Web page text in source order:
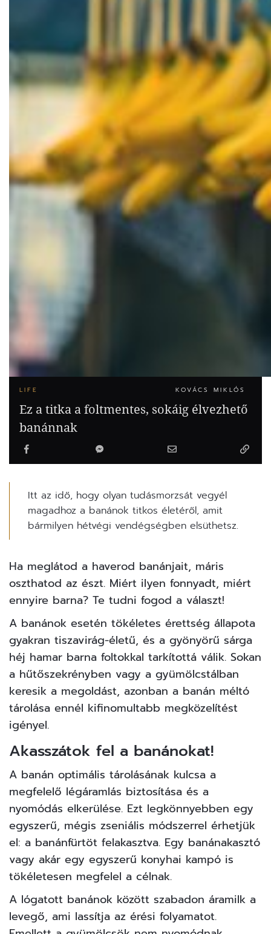
LIFE KOVÁCS MIKLÓS
Ez a titka a foltmentes, sokáig élvezhető
banánnak
Itt az idő, hogy olyan tudásmorzsát vegyél
magadhoz a banánok titkos életéről, amit
bármilyen hétvégi vendégségben elsüthetsz.
Ha meglátod a haverod banánjait, máris
oszthatod az észt. Miért ilyen fonnyadt, miért
ennyire barna? Te tudni fogod a választ!
A banánok esetén tökéletes érettség állapota
gyakran tiszavirág-életű, és a gyönyörű sárga
héj hamar barna foltokkal tarkítottá válik. Sokan
a hűtőszekrényben vagy a gyümölcstálban
keresik a megoldást, azonban a banán méltó
tárolása ennél kifinomultabb megközelítést
igényel.
Akasszátok fel a banánokat!
A banán optimális tárolásának kulcsa a
megfelelő légáramlás biztosítása és a
nyomódás elkerülése. Ezt legkönnyebben egy
egyszerű, mégis zseniális módszerrel érhetjük
el: a banánfürtöt felakasztva. Egy banánakasztó
vagy akár egy egyszerű konyhai kampó is
tökéletesen megfelel a célnak.
A lógatott banánok között szabadon áramilk a
levegő, ami lassítja az érési folyamatot.